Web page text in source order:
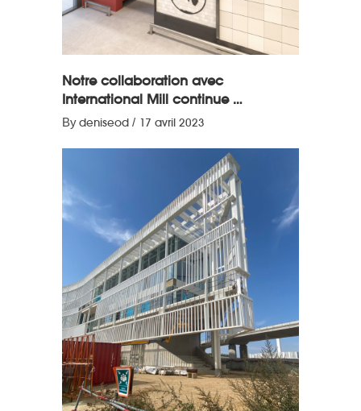
Notre collaboration avec
International Mill continue …
Bydeniseod 17 avril 2023